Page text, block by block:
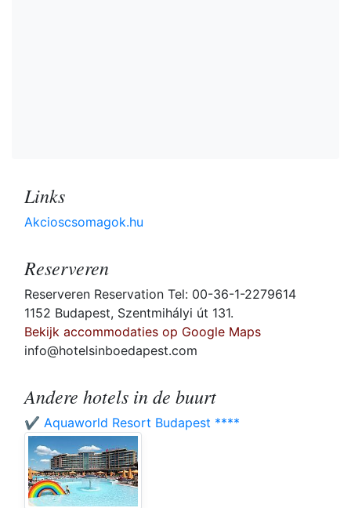
Links
Akcioscsomagok.hu
Reserveren
Reserveren Reservation Tel: 00-36-1-2279614
1152 Budapest, Szentmihályi út 131.
Bekijk accommodaties op Google Maps
info@hotelsinboedapest.com
Andere hotels in de buurt
✔️ Aquaworld Resort Budapest ****